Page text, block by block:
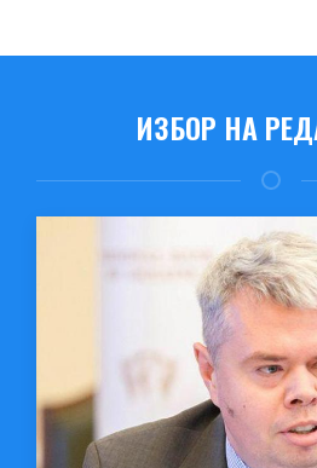
ИЗБОР НА